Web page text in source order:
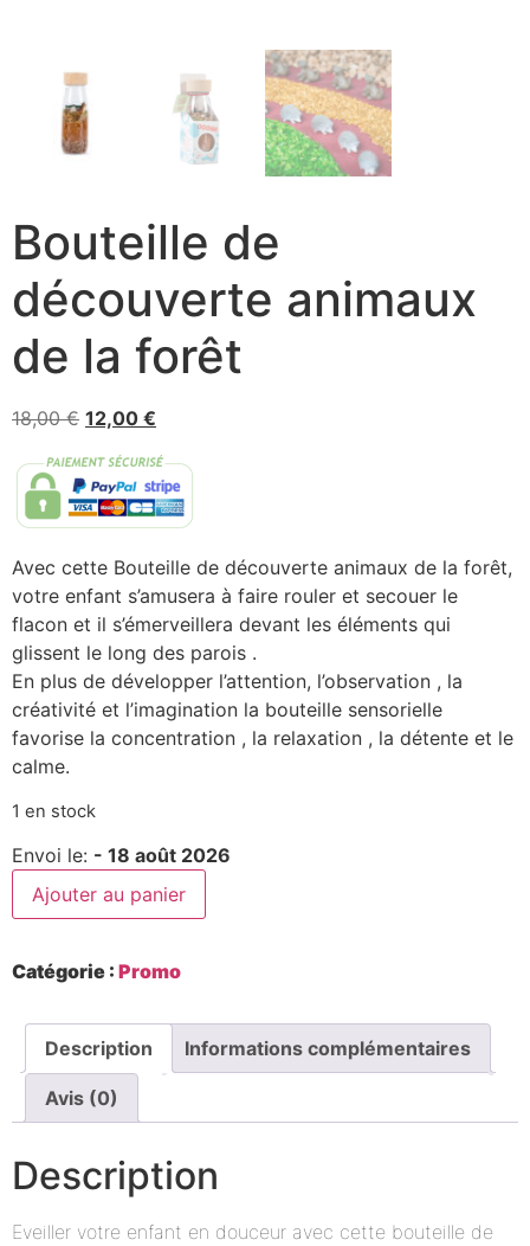
Bouteille de
découverte animaux
de la forêt
18,00€ 12,00 €
Avec cette Bouteille de découverte animaux de la forêt,
votre enfant s’amusera à faire rouler et secouer le
flacon et il s’émerveillera devant les éléments qui
glissent le long des parois .
En plus de développer l’attention, l’observation , la
créativité et l’imagination la bouteille sensorielle
favorise la concentration , la relaxation , la détente et le
calme.
1 en stock
Envoi le: - 18 août 2026
Ajouter au panier
Catégorie : Promo
Description Informations complémentaires
Avis (0)
Description
Eveiller votre enfant en douceur avec cette bouteille de